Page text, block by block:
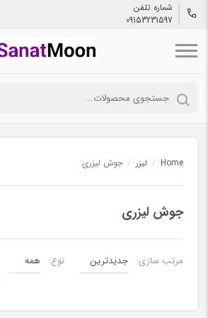
شماره تلفن
09153231597
Home
/ لیزر / جوش لیزری
جوش لیزری
مرتب سازی:
نوع: